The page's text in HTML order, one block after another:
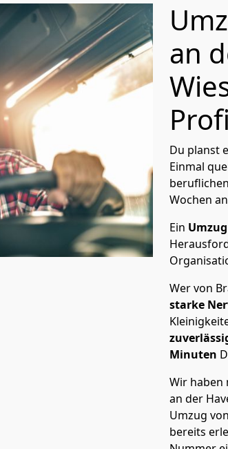
an
Du planst
Einmal
Wochen
Ein
Wer von
starke
Minuten
Wir haben
an der
Umzug
bereits